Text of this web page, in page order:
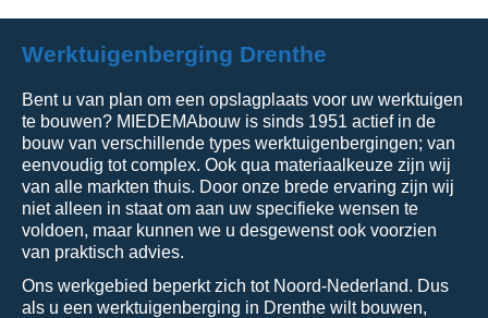
Werktuigenberging Drenthe
Bent u van plan om een opslagplaats voor uw werktuigen
te bouwen? MIEDEMAbouw is sinds 1951 actief in de
bouw van verschillende types werktuigenbergingen; van
eenvoudig tot complex. Ook qua materiaalkeuze zijn wij
van alle markten thuis. Door onze brede ervaring zijn wij
niet alleen in staat om aan uw specifieke wensen te
voldoen, maar kunnen we u desgewenst ook voorzien
van praktisch advies.
Ons werkgebied beperkt zich tot Noord-Nederland. Dus
als u een werktuigenberging in Drenthe wilt bouwen,